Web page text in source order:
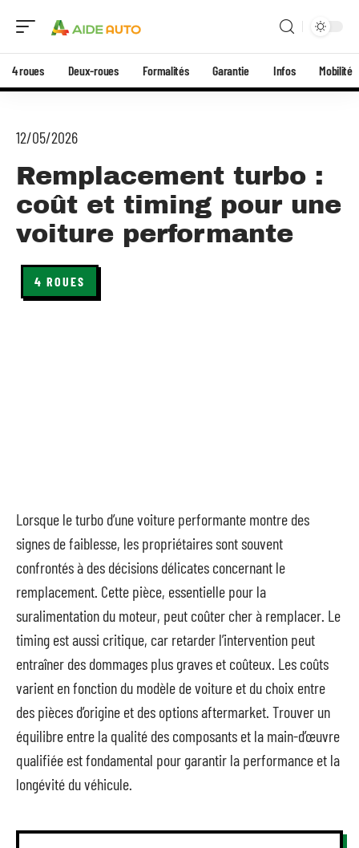
4 roues Deux-roues Formalités Garantie Infos Mobilité
12/05/2026
Remplacement turbo :
coût et timing pour une
voiture performante
4 ROUES
Lorsque le turbo d’une voiture performante montre des
signes de faiblesse, les propriétaires sont souvent
confrontés à des décisions délicates concernant le
remplacement. Cette pièce, essentielle pour la
suralimentation du moteur, peut coûter cher à remplacer. Le
timing est aussi critique, car retarder l’intervention peut
entraîner des dommages plus graves et coûteux. Les coûts
varient en fonction du modèle de voiture et du choix entre
des pièces d’origine et des options aftermarket. Trouver un
équilibre entre la qualité des composants et la main-d’œuvre
qualifiée est fondamental pour garantir la performance et la
longévité du véhicule.